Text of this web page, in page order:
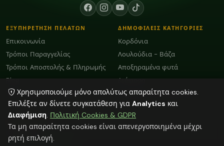
ΕΞΥΠΗΡΕΤΗΣΗ ΠΕΛΑΤΩΝ
Επικοινωνία
Τρόποι Παραγγελίας
Τρόποι Αποστολής & Πληρωμής
Blog
Όροι Χρήσης και GDPR
ΔΗΜΟΦΙΛΕΙΣ ΚΑΤΗΓΟΡΙΕΣ
Κορδόνια
Λουλούδια - Βάζα
Αποξηραμένα φυτά
Διάφορα
Plexiglass Διακοσμητικά
ΕΠΙΚΟΙΝΩΝΙΑ
ΗΡΑΚΛΕΙΟ: 2818103009
info@faitakispack.net
Χρησιμοποιούμε μόνο απολύτως απαραίτητα cookies.
Επιλέξτε αν δίνετε συγκατάθεση για Analytics και
Διαφήμιση. Πολιτική Cookies & GDPR
Τα μη απαραίτητα cookies είναι απενεργοποιημένα μέχρι
ρητή επιλογή.